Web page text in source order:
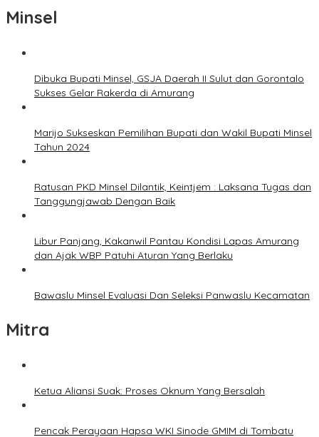
Minsel
Dibuka Bupati Minsel, GSJA Daerah II Sulut dan Gorontalo
Sukses Gelar Rakerda di Amurang
Marijo Sukseskan Pemilihan Bupati dan Wakil Bupati Minsel
Tahun 2024
Ratusan PKD Minsel Dilantik, Keintjem : Laksana Tugas dan
Tanggungjawab Dengan Baik
Libur Panjang, Kakanwil Pantau Kondisi Lapas Amurang
dan Ajak WBP Patuhi Aturan Yang Berlaku
Bawaslu Minsel Evaluasi Dan Seleksi Panwaslu Kecamatan
Mitra
Ketua Aliansi Suak: Proses Oknum Yang Bersalah
Pencak Perayaan Hapsa WKI Sinode GMIM di Tombatu